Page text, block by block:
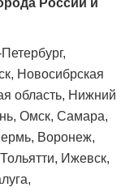
Новосибрская
область, Нижний
Омск, Самара,
Воронеж,
Ижевск,